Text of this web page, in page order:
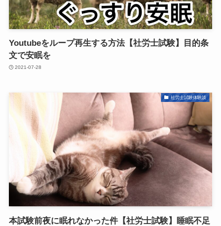
Youtubeをループ再生する方法【社労士試験】目的条
文で安眠を
2021-07-28
社労士試験体験談
本試験前夜に眠れなかった件【社労士試験】睡眠不足